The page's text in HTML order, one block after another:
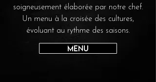
soigneusement élaborée par notre chef.
Un menu à la croisée des cultures,
évoluant au rythme des saisons.
Menu